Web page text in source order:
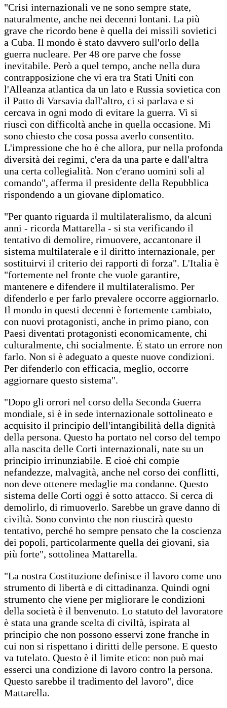
"Crisi internazionali ve ne sono sempre state,
naturalmente, anche nei decenni lontani. La più
grave che ricordo bene è quella dei missili sovietici
a Cuba. Il mondo è stato davvero sull'orlo della
guerra nucleare. Per 48 ore parve che fosse
inevitabile. Però a quel tempo, anche nella dura
contrapposizione che vi era tra Stati Uniti con
l'Alleanza atlantica da un lato e Russia sovietica con
il Patto di Varsavia dall'altro, ci si parlava e si
cercava in ogni modo di evitare la guerra. Vi si
riuscì con difficoltà anche in quella occasione. Mi
sono chiesto che cosa possa averlo consentito.
L'impressione che ho è che allora, pur nella profonda
diversità dei regimi, c'era da una parte e dall'altra
una certa collegialità. Non c'erano uomini soli al
comando", afferma il presidente della Repubblica
rispondendo a un giovane diplomatico.
"Per quanto riguarda il multilateralismo, da alcuni
anni - ricorda Mattarella - si sta verificando il
tentativo di demolire, rimuovere, accantonare il
sistema multilaterale e il diritto internazionale, per
sostituirvi il criterio dei rapporti di forza". L'Italia è
"fortemente nel fronte che vuole garantire,
mantenere e difendere il multilateralismo. Per
difenderlo e per farlo prevalere occorre aggiornarlo.
Il mondo in questi decenni è fortemente cambiato,
con nuovi protagonisti, anche in primo piano, con
Paesi diventati protagonisti economicamente, chi
culturalmente, chi socialmente. È stato un errore non
farlo. Non si è adeguato a queste nuove condizioni.
Per difenderlo con efficacia, meglio, occorre
aggiornare questo sistema".
"Dopo gli orrori nel corso della Seconda Guerra
mondiale, si è in sede internazionale sottolineato e
acquisito il principio dell'intangibilità della dignità
della persona. Questo ha portato nel corso del tempo
alla nascita delle Corti internazionali, nate su un
principio irrinunziabile. E cioè chi compie
nefandezze, malvagità, anche nel corso dei conflitti,
non deve ottenere medaglie ma condanne. Questo
sistema delle Corti oggi è sotto attacco. Si cerca di
demolirlo, di rimuoverlo. Sarebbe un grave danno di
civiltà. Sono convinto che non riuscirà questo
tentativo, perché ho sempre pensato che la coscienza
dei popoli, particolarmente quella dei giovani, sia
più forte", sottolinea Mattarella.
"La nostra Costituzione definisce il lavoro come uno
strumento di libertà e di cittadinanza. Quindi ogni
strumento che viene per migliorare le condizioni
della società è il benvenuto. Lo statuto del lavoratore
è stata una grande scelta di civiltà, ispirata al
principio che non possono esservi zone franche in
cui non si rispettano i diritti delle persone. E questo
va tutelato. Questo è il limite etico: non può mai
esserci una condizione di lavoro contro la persona.
Questo sarebbe il tradimento del lavoro", dice
Mattarella.